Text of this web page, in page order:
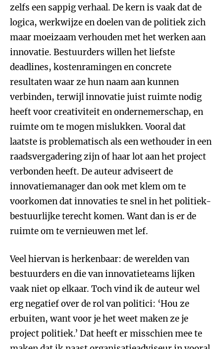
zelfs een sappig verhaal. De kern is vaak dat de
logica, werkwijze en doelen van de politiek zich
maar moeizaam verhouden met het werken aan
innovatie. Bestuurders willen het liefste
deadlines, kostenramingen en concrete
resultaten waar ze hun naam aan kunnen
verbinden, terwijl innovatie juist ruimte nodig
heeft voor creativiteit en ondernemerschap, en
ruimte om te mogen mislukken. Vooral dat
laatste is problematisch als een wethouder in een
raadsvergadering zijn of haar lot aan het project
verbonden heeft. De auteur adviseert de
innovatiemanager dan ook met klem om te
voorkomen dat innovaties te snel in het politiek-
bestuurlijke terecht komen. Want dan is er de
ruimte om te vernieuwen met lef.
Veel hiervan is herkenbaar: de werelden van
bestuurders en die van innovatieteams lijken
vaak niet op elkaar. Toch vind ik de auteur wel
erg negatief over de rol van politici: ‘Hou ze
erbuiten, want voor je het weet maken ze je
project politiek.’ Dat heeft er misschien mee te